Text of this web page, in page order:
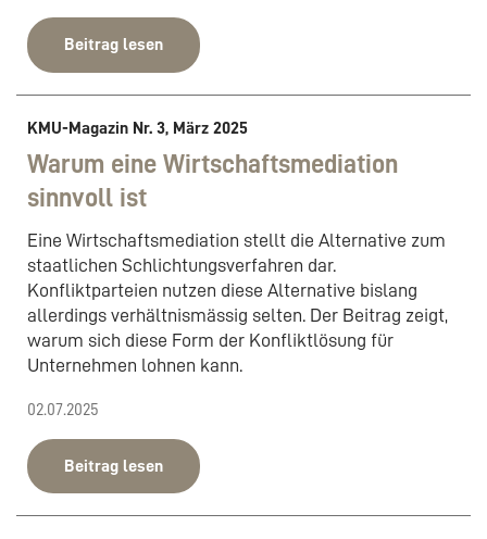
Beitrag lesen
KMU-Magazin Nr. 3, März 2025
Warum eine Wirtschaftsmediation
sinnvoll ist
Eine Wirtschaftsmediation stellt die Alternative zum
staatlichen Schlichtungsverfahren dar.
Konfliktparteien nutzen diese Alternative bislang
allerdings verhältnismässig selten. Der Beitrag zeigt,
warum sich diese Form der Konfliktlösung für
Unternehmen lohnen kann.
02.07.2025
Beitrag lesen